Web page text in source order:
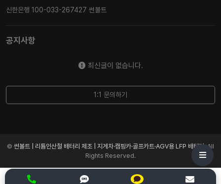
신한은행 100-033-267427 썬볼트
공지사항
최신글이 없습니다.
1:1 문의하기
© 썬볼트 | 리튬인산철 배터리 제조 | 지게차·캠핑카·골프카트·AGV용 LFP 배터리. All
Rights Reserved.